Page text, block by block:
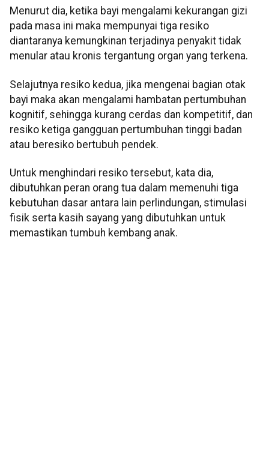
Menurut dia, ketika bayi mengalami kekurangan gizi
pada masa ini maka mempunyai tiga resiko
diantaranya kemungkinan terjadinya penyakit tidak
menular atau kronis tergantung organ yang terkena.
Selajutnya resiko kedua, jika mengenai bagian otak
bayi maka akan mengalami hambatan pertumbuhan
kognitif, sehingga kurang cerdas dan kompetitif, dan
resiko ketiga gangguan pertumbuhan tinggi badan
atau beresiko bertubuh pendek.
Untuk menghindari resiko tersebut, kata dia,
dibutuhkan peran orang tua dalam memenuhi tiga
kebutuhan dasar antara lain perlindungan, stimulasi
fisik serta kasih sayang yang dibutuhkan untuk
memastikan tumbuh kembang anak.